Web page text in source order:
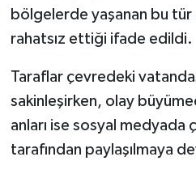
bölgelerde yaşanan bu tür
rahatsız ettiği ifade edildi.
Taraflar çevredeki
sakinleşirken, olay
anları ise sosyal medyada
tarafından paylaşılmaya